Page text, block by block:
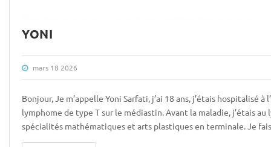
YONI
mars 18 2026
Bonjour, Je m’appelle Yoni Sarfati, j’ai 18 ans, j’étais hospitalisé
lymphome de type T sur le médiastin. Avant la maladie, j’étais
spécialités mathématiques et arts plastiques en terminale. Je